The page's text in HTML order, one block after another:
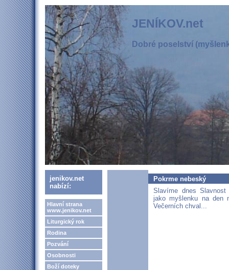
JENÍKOV.net
Dobré poselství
jenikov.net
nabízí:
Hlavní strana
www.jenikov.net
Liturgický rok
Rodina
Pozvání
Osobnosti
Boží doteky
Pokrme nebeský
Slavíme dnes
jako myšlenku na den
Večerních chval...